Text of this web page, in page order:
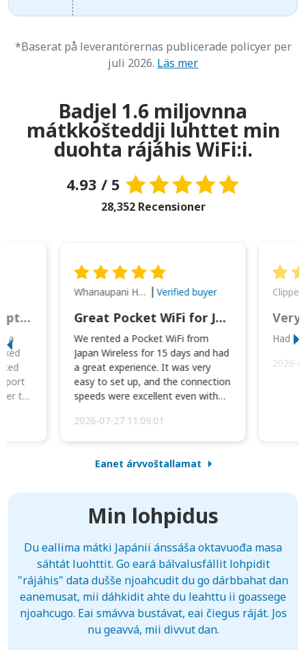
*Baserat på leverantörernas publicerade policyer per
juli 2026. Läs mer
Badjel 1.6 miljovnna
mátkkošteddji luhttet min
duohta rájáhis WiFi:i.
4.93 / 5
28,352 Recensioner
This was wonderful option to a family of four. Everything worked smoothly.
a
to
Whanaupani Henry Joseph Macown Verified buyer
Great Pocket WiFi for Japan Travel
We rented a Pocket WiFi from
Japan Wireless for 15 days and had
a great experience. It was very
easy to set up, and the connection
speeds were excellent even with
2026-07-27 11:09:01
Very
Had
2026-
Eanet árvvoštallamat
Min lohpidus
Du eallima mátki Japánii ánssáša oktavuođa masa
sáhtát luohttit. Go eará bálvalusfállit lohpidit
"rájáhis" data dušše njoahcudit du go dárbbahat dan
eanemusat, mii dáhkidit ahte du leahttu ii goassege
njoahcugo. Eai smávva bustávat, eai čiegus ráját. Jos
nu geavvá, mii divvut dan.